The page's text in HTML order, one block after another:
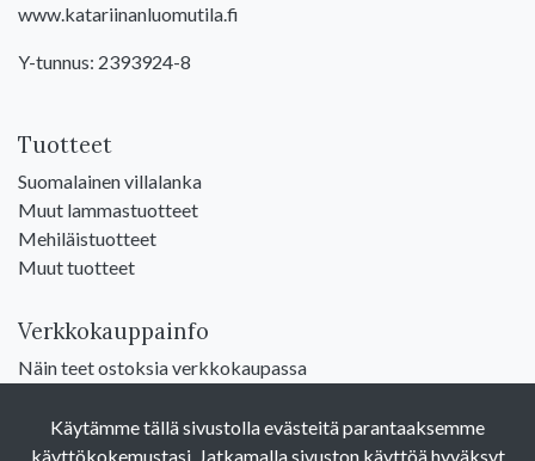
Käytämme tällä sivustolla evästeitä parantaaksemme
käyttökokemustasi. Jatkamalla sivuston käyttöä hyväksyt
www.katariinanluomutila.fi
Y-tunnus: 2393924-8
Tuotteet
Suomalainen villalanka
Muut lammastuotteet
Mehiläistuotteet
Muut tuotteet
Verkkokauppainfo
Näin teet ostoksia verkkokaupassa
Toimitustavat
Maksutavat